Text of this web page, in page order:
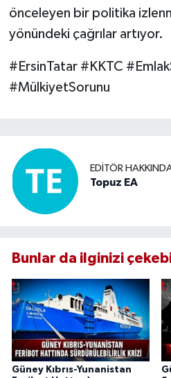
önceleyen bir politika
yönündeki çağrılar artıyor.
#ErsinTatar #KKTC
#MülkiyetSorunu
EDITÖR
Topuz EA
Bunlar da ilginizi
Güney Kıbrıs-Yunanistan